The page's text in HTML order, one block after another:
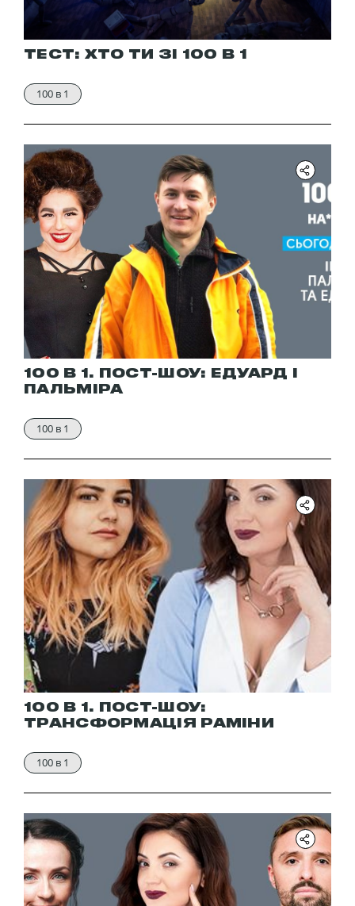
ТЕСТ: ХТО ТИ ЗІ 100 В 1
100 в 1
100 В 1. ПОСТ-ШОУ: ЕДУАРД І
ПАЛЬМІРА
100 в 1
100 В 1. ПОСТ-ШОУ:
ТРАНСФОРМАЦІЯ РАМІНИ
100 в 1